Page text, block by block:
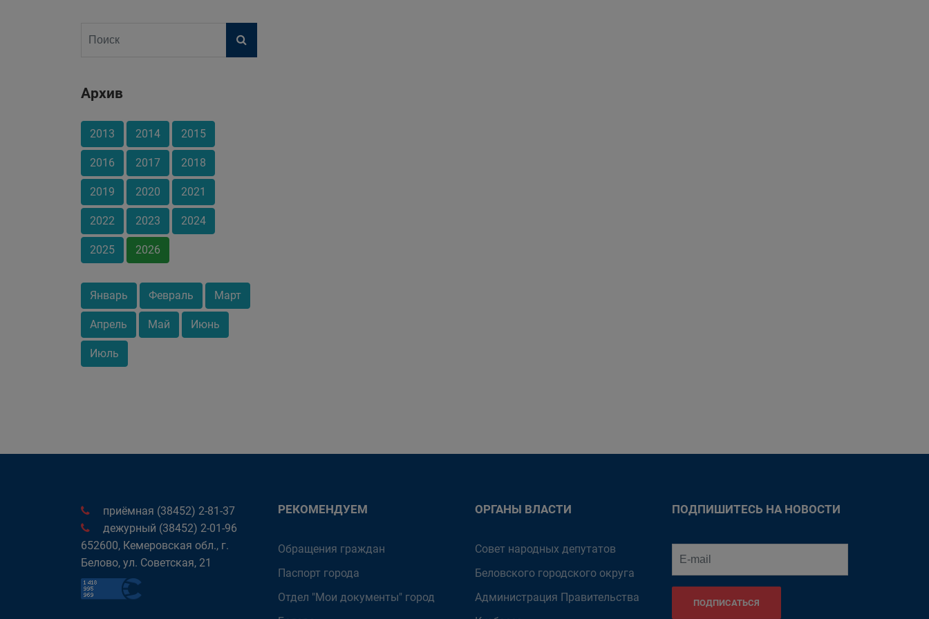
Архив
2013 2014 2015
2016 2017 2018
2019 2020 2021
2022 2023 2024
2025 2026
Январь Февраль Март
Апрель Май Июнь
Июль
приёмная (38452) 2-81-37
дежурный (38452) 2-01-96
652600, Кемеровская обл., г.
Белово, ул. Советская, 21
РЕКОМЕНДУЕМ
Обращения граждан
Паспорт города
Отдел "Мои документы" город
ОРГАНЫ ВЛАСТИ
Совет народных депутатов
Беловского городского округа
Администрация Правительства
ПОДПИШИТЕСЬ НА НОВОСТИ
ПОДПИСАТЬСЯ